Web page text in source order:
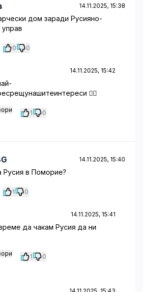
14.11.2025, 15:38
дом заради Русияно-
управ
0 0
14.11.2025, 15:42
🤦‍♂️
1 0
14.11.2025, 15:40
Русия в Поморие?
1 0
14.11.2025, 15:41
да чакам Русия да ни
1 0